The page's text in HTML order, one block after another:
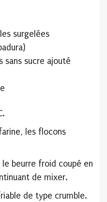
surgelées
sans sucre ajouté
les flocons
beurre froid coupé en
de mixer.
de type crumble.